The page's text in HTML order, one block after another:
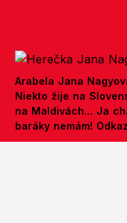
Arabela Jana
Niekto žije na
na Maldivách... Ja
baráky nemám!